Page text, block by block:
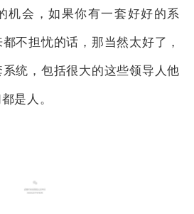
机会，如果你有一套好好的系
不担忧的话，那当然太好了，
统，包括很大的这些领导人他
是人。